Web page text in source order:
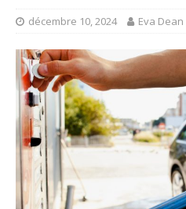
décembre 10, 2024 Eva Dean